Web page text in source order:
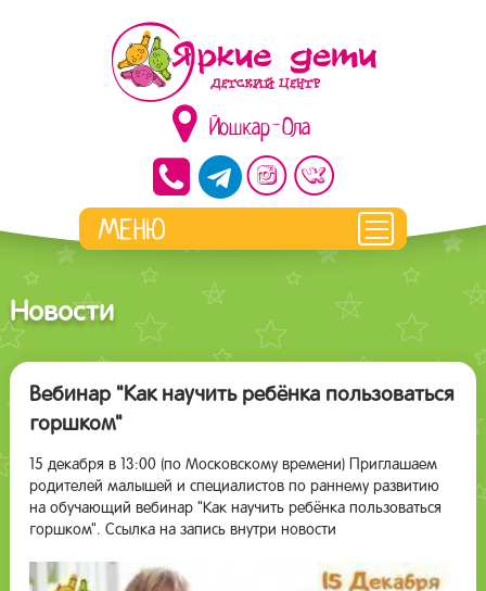
Йошкар-Ола
Новости
Вебинар "Как научить ребёнка пользоваться
горшком"
15 декабря в 13:00 (по Московскому времени) Приглашаем
родителей малышей и специалистов по раннему развитию
на обучающий вебинар "Как научить ребёнка пользоваться
горшком". Ссылка на запись внутри новости